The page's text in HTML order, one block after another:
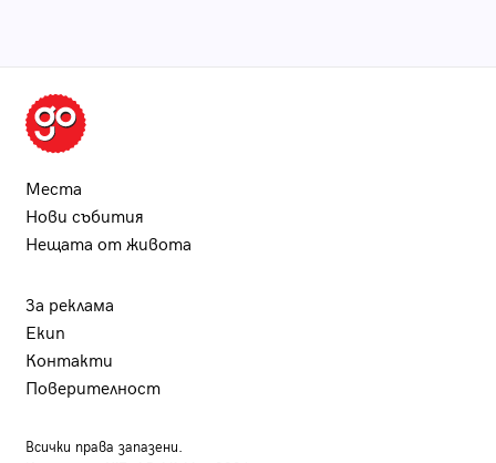
Места
Нови събития
Нещата от живота
За реклама
Екип
Контакти
Поверителност
Всички права запазени.